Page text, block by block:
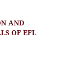
AND
OF EFL